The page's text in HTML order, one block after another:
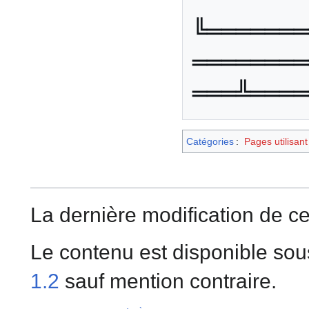
Catégories : Pages
La dernière modification de
Le contenu est disponible
1.2 sauf mention contraire.